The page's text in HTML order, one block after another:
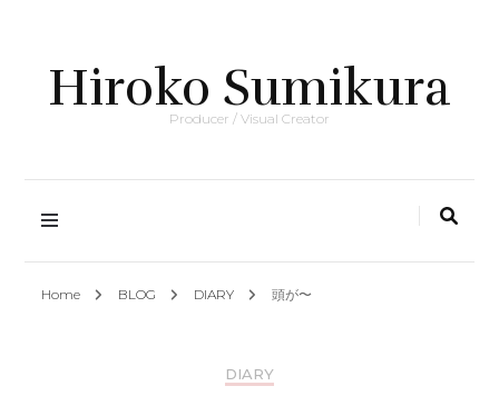
Hiroko Sumikura
Producer / Visual Creator
Home BLOG DIARY 頭が〜
DIARY